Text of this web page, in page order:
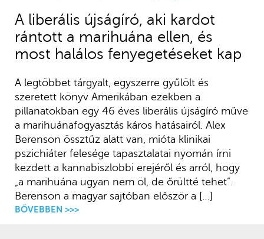
A liberális újságíró, aki kardot
rántott a marihuána ellen, és
most halálos fenyegetéseket kap
A legtöbbet tárgyalt, egyszerre gyűlölt és
szeretett könyv Amerikában ezekben a
pillanatokban egy 46 éves liberális újságíró műve
a marihuánafogyasztás káros hatásairól. Alex
Berenson össztűz alatt van, mióta klinikai
pszichiáter felesége tapasztalatai nyomán írni
kezdett a kannabiszlobbi erejéről és arról, hogy
„a marihuána ugyan nem öl, de őrültté tehet”.
Berenson a magyar sajtóban először a […]
BŐVEBBEN >>>